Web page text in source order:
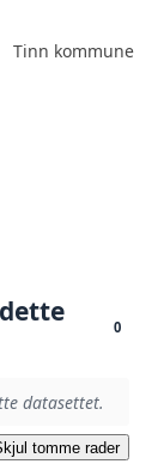
Tinn kommune
0
datasettet.
tomme rader